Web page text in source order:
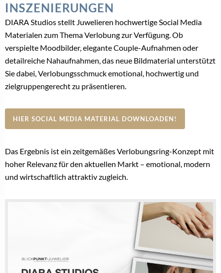
SZENIERUNGEN
DIARA Studios stellt Juwelieren hochwertige Social Media
Materialen zum Thema Verlobung zur Verfügung. Ob
verspielte Moodbilder, elegante Couple-Aufnahmen oder
detailreiche Nahaufnahmen, das neue Bildmaterial unterstützt
Sie dabei, Verlobungsschmuck emotional, hochwertig und
zielgruppengerecht zu präsentieren.
HIER SOCIAL MEDIA MATERIAL DOWNLOADEN!
Das Ergebnis ist ein zeitgemäßes Verlobungsring-Konzept mit
hoher Relevanz für den aktuellen Markt – emotional, modern
und wirtschaftlich attraktiv zugleich.